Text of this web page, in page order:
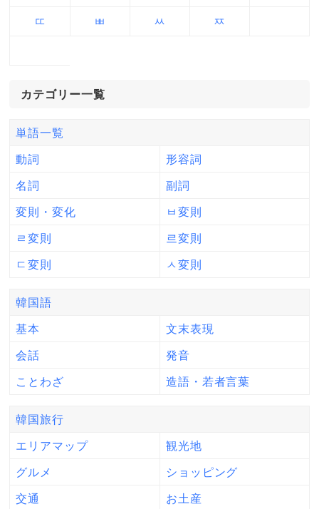
ㄸ ㅃ ㅆ ㅉ
カテゴリー一覧
単語一覧
動詞 形容詞
名詞 副詞
変則・変化 ㅂ変則
ㄹ変則 르変則
ㄷ変則 ㅅ変則
韓国語
基本 文末表現
会話 発音
ことわざ 造語・若者言葉
韓国旅行
エリアマップ 観光地
グルメ ショッピング
交通 お土産